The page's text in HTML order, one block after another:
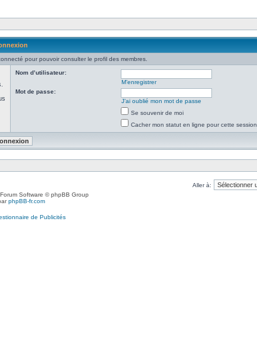
pour pouvoir consulter le profil des membres.
Nom d’utilisateur:
M’enregistrer
Mot de passe:
J’ai oublié mon mot de passe
Se souvenir de moi
Cacher mon statut en ligne pour cette session
Aller à:
Software © phpBB Group
phpBB-fr.com
de Publicités